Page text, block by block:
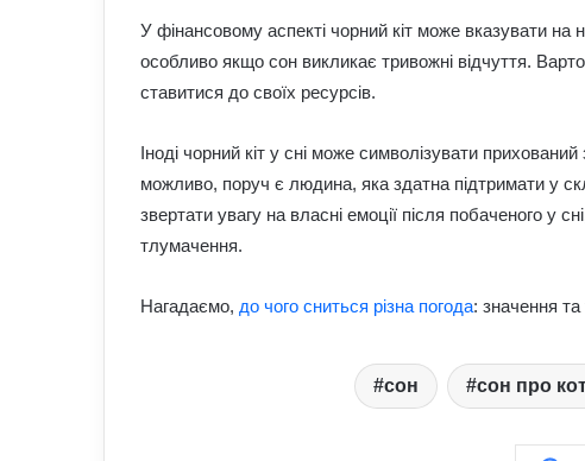
У фінансовому аспекті чорний кіт може вказувати на
особливо якщо сон викликає тривожні відчуття.
ставитися до своїх ресурсів.
Іноді чорний кіт у сні може символізувати
можливо, поруч є людина, яка здатна підтримати у
звертати увагу на власні емоції після побаченого у
тлумачення.
Нагадаємо, до чого сниться різна погода: значення
сон сон про